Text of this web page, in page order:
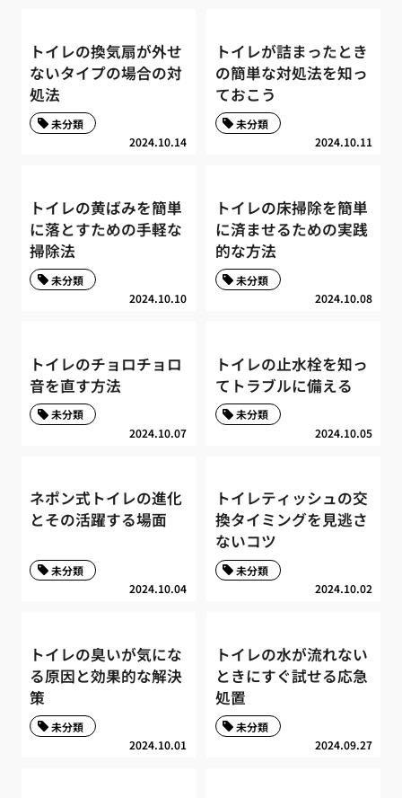
トイレの換気扇が外せ
ないタイプの場合の対
処法
2024.10.14
未分類
トイレが詰まったとき
の簡単な対処法を知っ
ておこう
2024.10.11
未分類
トイレの黄ばみを簡単
に落とすための手軽な
掃除法
2024.10.10
未分類
トイレの床掃除を簡単
に済ませるための実践
的な方法
2024.10.08
未分類
トイレのチョロチョロ
音を直す方法
2024.10.07
未分類
トイレの止水栓を知っ
てトラブルに備える
2024.10.05
未分類
ネポン式トイレの進化
とその活躍する場面
2024.10.04
未分類
トイレティッシュの交
換タイミングを見逃さ
ないコツ
2024.10.02
未分類
トイレの臭いが気にな
る原因と効果的な解決
策
2024.10.01
未分類
トイレの水が流れない
ときにすぐ試せる応急
処置
2024.09.27
未分類